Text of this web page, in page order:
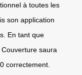
à toutes les
son application
En tant que
saura
correctement.